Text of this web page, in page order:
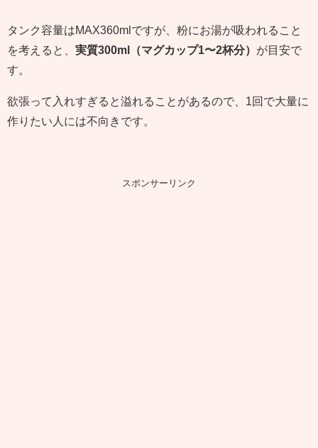
タンク容量はMAX360mlですが、粉にお湯が吸われること
を考えると、 実質300ml（マグカップ1〜2杯分） が目安で
す。
欲張って入れすぎると溢れることがあるので、1回で大量に
作りたい人には不向きです。
スポンサーリンク